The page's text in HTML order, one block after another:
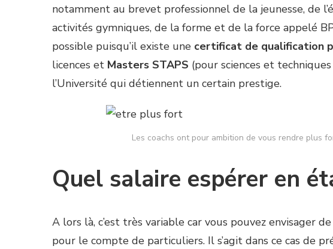
notamment au brevet professionnel de la jeunesse, de
activités gymniques, de la forme et de la force appelé
possible puisqu’il existe une certificat de qualification
licences et Masters STAPS (pour sciences et
l’Université qui détiennent un certain prestige.
Les coachs ont pour ambition de vous rendre plus
Quel salaire espérer en
A lors là, c’est très variable car vous pouvez envisager
pour le compte de particuliers. Il s’agit dans ce cas de